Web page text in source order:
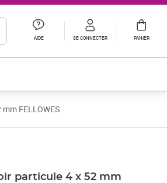
AIDE SE CONNECTER PANIER
FELLOWES
particule 4 x 52 mm